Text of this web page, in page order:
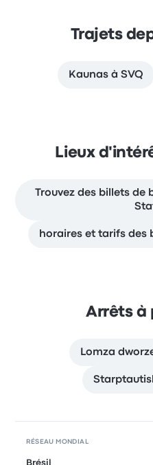
Trajets
Kaunas à SVQ
Lieux
Trouvez des billets de
horaires et tarifs des
Arrêts à
Lomza
RÉSEAU MONDIAL
Brésil